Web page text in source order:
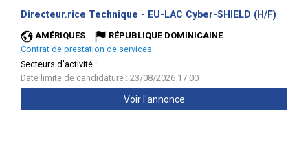
Directeur.rice Technique - EU-LAC Cyber-SHIELD (H/F)
AMÉRIQUES
RÉPUBLIQUE DOMINICAINE
Contrat de prestation de services
Secteurs d'activité :
Date limite de candidature : 23/08/2026 17:00
Voir l'annonce